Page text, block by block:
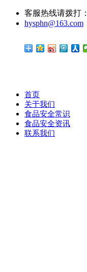
客服热线请拨打
hysphn@163.com
首页
关于我们
食品安全常识
食品安全资讯
联系我们